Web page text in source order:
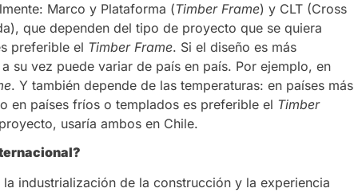
Marco y Plataforma (Timber Frame) y CLT (Cross
que dependen del tipo de proyecto que se quiera
preferible el Timber Frame. Si el diseño es más
su vez puede variar de país en país. Por ejemplo, en
. Y también depende de las temperaturas: en países más
en países fríos o templados es preferible el Timber
usaría ambos en Chile.
industrialización de la construcción y la experiencia